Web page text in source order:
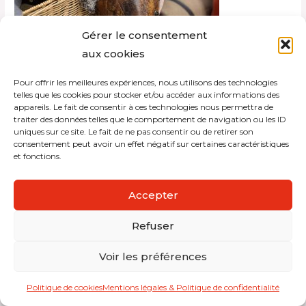
Gérer le consentement
aux cookies
Pour offrir les meilleures expériences, nous utilisons des technologies
telles que les cookies pour stocker et/ou accéder aux informations des
appareils. Le fait de consentir à ces technologies nous permettra de
traiter des données telles que le comportement de navigation ou les ID
uniques sur ce site. Le fait de ne pas consentir ou de retirer son
consentement peut avoir un effet négatif sur certaines caractéristiques
et fonctions.
Accepter
Refuser
Voir les préférences
Politique de cookiesMentions légales & Politique de confidentialité
Copyright © 2026 Interdistribution
Mentions légales et politique de confidentialité